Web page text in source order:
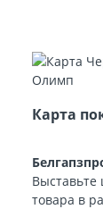
Карта
Выставьте
товара в